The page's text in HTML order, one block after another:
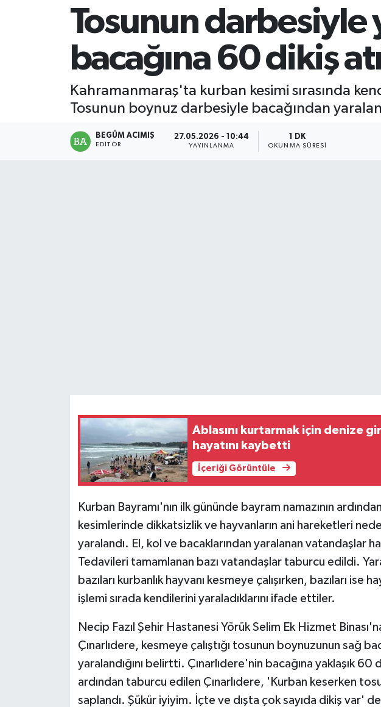
Tosunun darbesiyle
bacağına 60 dikiş
Kahramanmaraş'ta kurban kesimi sırasında
Tosunun boynuz darbesiyle bacağından
BEGÜM ACIMIŞ
EDITÖR
27.05.2026 - 10:44
YAYINLANMA
1 DK
OKUNMA SÜRESI
Ablasını kurtarmak için denize
hayatını kaybetti
İçeriği Görüntüle
Kurban Bayramı'nın ilk gününde bayram namazının
kesimlerinde dikkatsizlik ve hayvanların ani hareketleri
yaralandı. El, kol ve bacaklarından yaralanan vatandaşlar
Tedavileri tamamlanan bazı vatandaşlar taburcu edildi.
bazıları kurbanlık hayvanı kesmeye çalışırken, bazıları ise
işlemi sırada kendilerini yaraladıklarını ifade ettiler.
Necip Fazıl Şehir Hastanesi Yörük Selim Ek Hizmet
Çınarlıdere, kesmeye çalıştığı tosunun boynuzunun sağ
yaralandığını belirtti. Çınarlıdere'nin bacağına yaklaşık 60
ardından taburcu edilen Çınarlıdere, 'Kurban keserken
saplandı. Şükür iyiyim. İçte ve dışta çok sayıda dikiş var'
Mersin Tarihi
Özel Haber
Politika